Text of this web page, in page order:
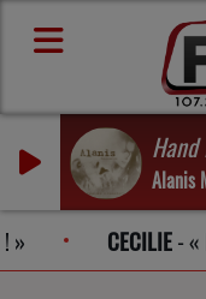
Alanis
CECILIE-